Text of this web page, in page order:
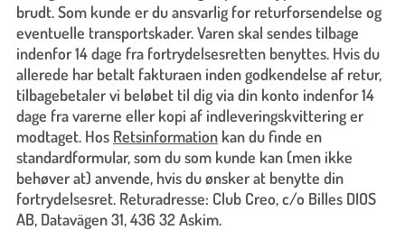
brudt. Som kunde er du ansvarlig for returforsendelse og
eventuelle transportskader. Varen skal sendes tilbage
indenfor 14 dage fra fortrydelsesretten benyttes. Hvis du
allerede har betalt fakturaen inden godkendelse af retur,
tilbagebetaler vi beløbet til dig via din konto indenfor 14
dage fra varerne eller kopi af indleveringskvittering er
modtaget. Hos Retsinformation kan du finde en
standardformular, som du som kunde kan (men ikke
behøver at) anvende, hvis du ønsker at benytte din
fortrydelsesret. Returadresse: Club Creo, c/o Billes DIOS
AB, Datavägen 31, 436 32 Askim.